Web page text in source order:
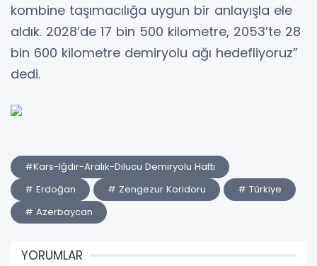
kombine taşımacılığa uygun bir anlayışla ele
aldık. 2028’de 17 bin 500 kilometre, 2053’te 28
bin 600 kilometre demiryolu ağı hedefliyoruz”
dedi.
#Kars-Iğdır-Aralık-Dilucu Demiryolu Hattı
# Erdoğan
# Zengezur Koridoru
# Türkiye
# Azerbaycan
YORUMLAR